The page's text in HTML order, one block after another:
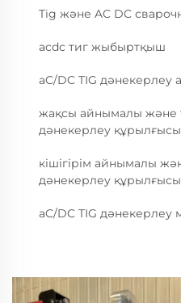
Tig және AC DC
acdc тиг жыбыртқыш
aC/DC TIG дәнекерлеу
жақсы айнымалы және
дәнекерлеу құрылғысы
кішігірім айнымалы
дәнекерлеу құрылғысы
aC/DC TIG дәнекерлеу